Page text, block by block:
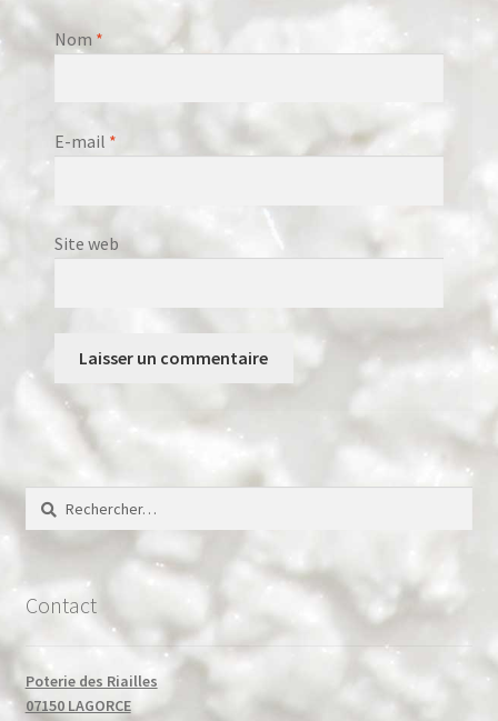
Nom *
E-mail *
Site web
Rechercher :
Contact
Poterie des Riailles
07150 LAGORCE